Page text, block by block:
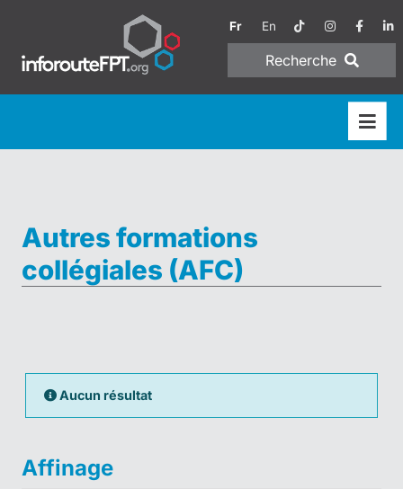
Fr En
Recherche
Autres formations
collégiales (AFC)
Aucun résultat
Affinage